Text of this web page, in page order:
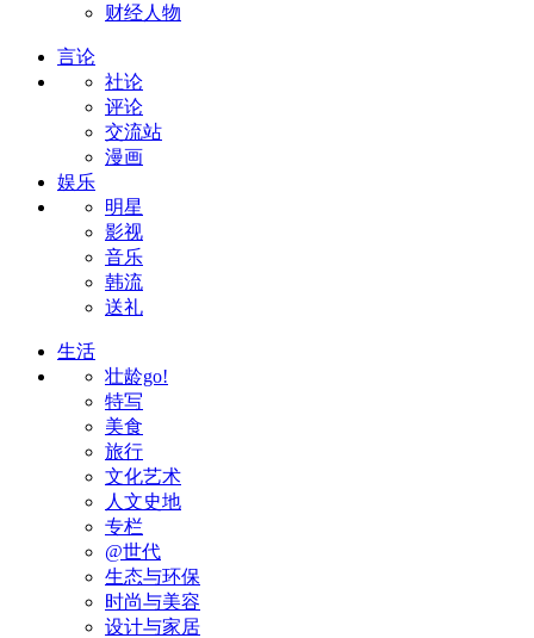
财经人物
言论
社论
评论
交流站
漫画
娱乐
明星
影视
音乐
韩流
送礼
生活
壮龄go!
特写
美食
旅行
文化艺术
人文史地
专栏
@世代
生态与环保
时尚与美容
设计与家居